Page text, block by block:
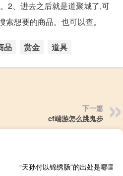
2、进去之后就是道聚城了,可
想要的商品。也可以查。
品 赏金 道具
下一篇
cf端游怎么跳鬼步
“天孙付以锦绣肠”的出处是哪里